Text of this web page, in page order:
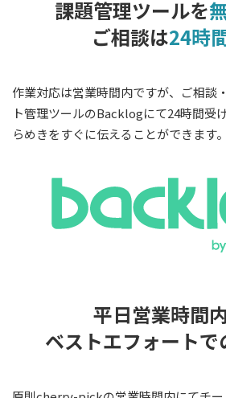
課題管理ツールを
ご相談は24時
作業対応は営業時間内ですが、ご相談
ト管理ツールのBacklogにて24時間受
らめきをすぐに伝えることができます。
平日営業時間
ベストエフォートで